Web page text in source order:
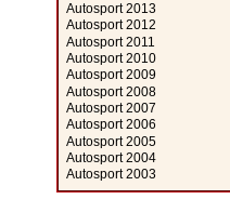
Autosport 2013
Autosport 2012
Autosport 2011
Autosport 2010
Autosport 2009
Autosport 2008
Autosport 2007
Autosport 2006
Autosport 2005
Autosport 2004
Autosport 2003